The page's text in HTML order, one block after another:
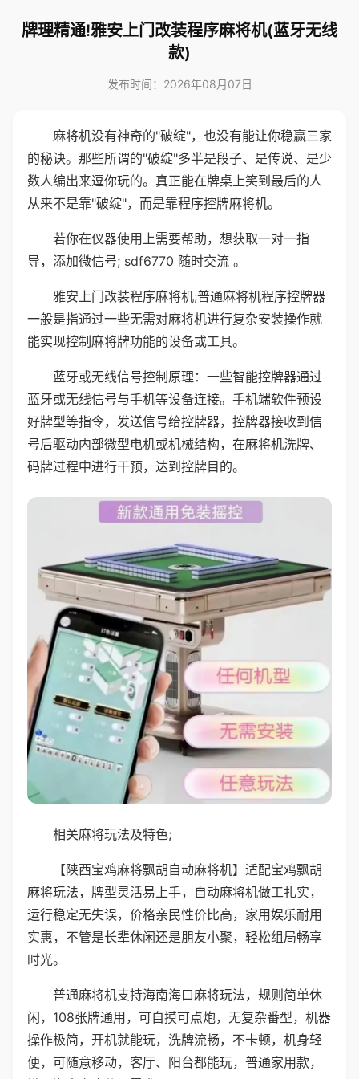
牌理精通!雅安上门改装程序麻将机(蓝牙无线
款)
发布时间：2026年08月07日
麻将机没有神奇的"破绽"，也没有能让你稳赢三家
的秘诀。那些所谓的"破绽"多半是段子、是传说、是少
数人编出来逗你玩的。真正能在牌桌上笑到最后的人
从来不是靠"破绽"，而是靠程序控牌麻将机。
若你在仪器使用上需要帮助，想获取一对一指
导，添加微信号; sdf6770 随时交流 。
雅安上门改装程序麻将机;普通麻将机程序控牌器
一般是指通过一些无需对麻将机进行复杂安装操作就
能实现控制麻将牌功能的设备或工具。
蓝牙或无线信号控制原理：一些智能控牌器通过
蓝牙或无线信号与手机等设备连接。手机端软件预设
好牌型等指令，发送信号给控牌器，控牌器接收到信
号后驱动内部微型电机或机械结构，在麻将机洗牌、
码牌过程中进行干预，达到控牌目的。
相关麻将玩法及特色;
【陕西宝鸡麻将飘胡自动麻将机】适配宝鸡飘胡
麻将玩法，牌型灵活易上手，自动麻将机做工扎实，
运行稳定无失误，价格亲民性价比高，家用娱乐耐用
实惠，不管是长辈休闲还是朋友小聚，轻松组局畅享
时光。
普通麻将机支持海南海口麻将玩法，规则简单休
闲，108张牌通用，可自摸可点炮，无复杂番型，机器
操作极简，开机就能玩，洗牌流畅，不卡顿，机身轻
便，可随意移动，客厅、阳台都能玩，普通家用款，